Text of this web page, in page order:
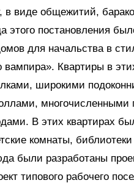
в виде общежитий,
этого постановления
для начальства в
вампира». Квартиры в
широкими
В этих квартирах
комнаты,
были разработаны
типового рабочего